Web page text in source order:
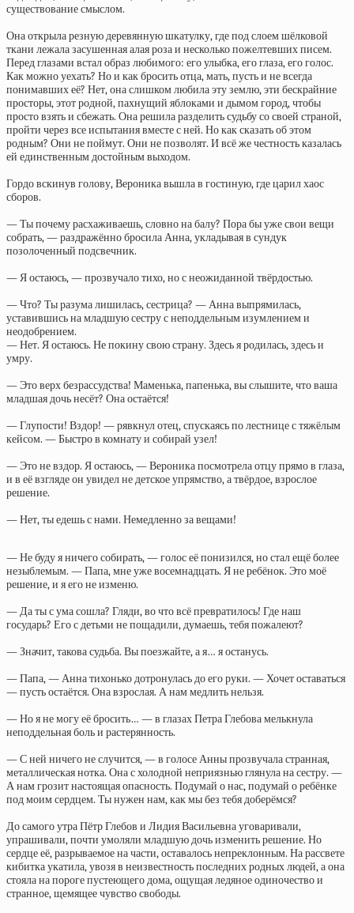
существование смыслом.
Она открыла резную деревянную шкатулку, где под слоем шёлковой
ткани лежала засушенная алая роза и несколько пожелтевших писем.
Перед глазами встал образ любимого: его улыбка, его глаза, его голос.
Как можно уехать? Но и как бросить отца, мать, пусть и не всегда
понимавших её? Нет, она слишком любила эту землю, эти бескрайние
просторы, этот родной, пахнущий яблоками и дымом город, чтобы
просто взять и сбежать. Она решила разделить судьбу со своей страной,
пройти через все испытания вместе с ней. Но как сказать об этом
родным? Они не поймут. Они не позволят. И всё же честность казалась
ей единственным достойным выходом.
Гордо вскинув голову, Вероника вышла в гостиную, где царил хаос
сборов.
— Ты почему расхаживаешь, словно на балу? Пора бы уже свои вещи
собрать, — раздражённо бросила Анна, укладывая в сундук
позолоченный подсвечник.
— Я остаюсь, — прозвучало тихо, но с неожиданной твёрдостью.
— Что? Ты разума лишилась, сестрица? — Анна выпрямилась,
уставившись на младшую сестру с неподдельным изумлением и
неодобрением.
— Нет. Я остаюсь. Не покину свою страну. Здесь я родилась, здесь и
умру.
— Это верх безрассудства! Маменька, папенька, вы слышите, что ваша
младшая дочь несёт? Она остаётся!
— Глупости! Вздор! — рявкнул отец, спускаясь по лестнице с тяжёлым
кейсом. — Быстро в комнату и собирай узел!
— Это не вздор. Я остаюсь, — Вероника посмотрела отцу прямо в глаза,
и в её взгляде он увидел не детское упрямство, а твёрдое, взрослое
решение.
— Нет, ты едешь с нами. Немедленно за вещами!
— Не буду я ничего собирать, — голос её понизился, но стал ещё более
незыблемым. — Папа, мне уже восемнадцать. Я не ребёнок. Это моё
решение, и я его не изменю.
— Да ты с ума сошла? Гляди, во что всё превратилось! Где наш
государь? Его с детьми не пощадили, думаешь, тебя пожалеют?
— Значит, такова судьба. Вы поезжайте, а я… я останусь.
— Папа, — Анна тихонько дотронулась до его руки. — Хочет оставаться
— пусть остаётся. Она взрослая. А нам медлить нельзя.
— Но я не могу её бросить… — в глазах Петра Глебова мелькнула
неподдельная боль и растерянность.
— С ней ничего не случится, — в голосе Анны прозвучала странная,
металлическая нотка. Она с холодной неприязнью глянула на сестру. —
А нам грозит настоящая опасность. Подумай о нас, подумай о ребёнке
под моим сердцем. Ты нужен нам, как мы без тебя доберёмся?
До самого утра Пётр Глебов и Лидия Васильевна уговаривали,
упрашивали, почти умоляли младшую дочь изменить решение. Но
сердце её, разрываемое на части, оставалось непреклонным. На рассвете
кибитка укатила, увозя в неизвестность последних родных людей, а она
стояла на пороге пустеющего дома, ощущая ледяное одиночество и
странное, щемящее чувство свободы.